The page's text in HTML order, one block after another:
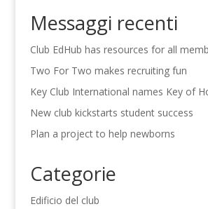
Messaggi recenti
Club EdHub has resources for all
Two For Two makes recruiting fun
Key Club International names Key of
New club kickstarts student success
Plan a project to help newborns
Categorie
Edificio del club